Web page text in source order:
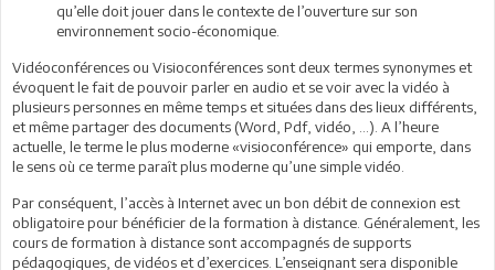
qu’elle doit jouer dans le contexte de l’ouverture sur son
environnement socio-économique.
Vidéoconférences ou Visioconférences sont deux termes synonymes et
évoquent le fait de pouvoir parler en audio et se voir avec la vidéo à
plusieurs personnes en même temps et situées dans des lieux différents,
et même partager des documents (Word, Pdf, vidéo, …). A l’heure
actuelle, le terme le plus moderne «visioconférence» qui emporte, dans
le sens où ce terme paraît plus moderne qu’une simple vidéo.
Par conséquent, l’accès à Internet avec un bon débit de connexion est
obligatoire pour bénéficier de la formation à distance. Généralement, les
cours de formation à distance sont accompagnés de supports
pédagogiques, de vidéos et d’exercices. L’enseignant sera disponible